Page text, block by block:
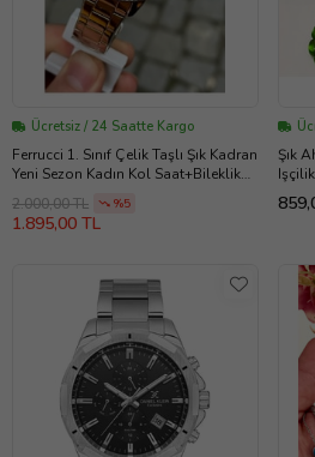
Ücretsiz / 24 Saatte Kargo
Ferrucci 1. Sınıf Çelik Taşlı Şık Kadran
Yeni Sezon Kadın Kol Saat+Bileklik
2.000,00 TL %5
1.895,00 TL
Şık